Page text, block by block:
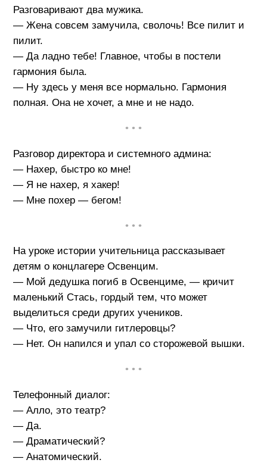
Разговаривают два мужика.
— Жена совсем замучила, сволочь! Все пилит и
пилит.
— Да ладно тебе! Главное, чтобы в постели
гармония была.
— Ну здесь у меня все нормально. Гармония
полная. Она не хочет, а мне и не надо.
• • •
Разговор директора и системного админа:
— Нахер, быстро ко мне!
— Я не нахер, я хакер!
— Мне похер — бегом!
• • •
На уроке истории учительница рассказывает
детям о концлагере Освенцим.
— Мой дедушка погиб в Освенциме, — кричит
маленький Стась, гордый тем, что может
выделиться среди других учеников.
— Что, его замучили гитлеровцы?
— Нет. Он напился и упал со сторожевой вышки.
• • •
Телефонный диалог:
— Алло, это театр?
— Да.
— Драматический?
— Анатомический.